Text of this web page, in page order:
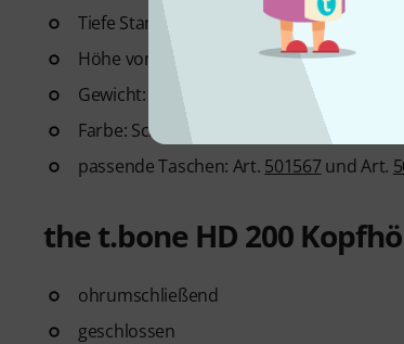
Tiefe Standfüße: 50 cm
Höhe von 52 cm (Breite 87 cm) bis 92
Gewicht: 4,25 kg
Farbe: Schwarz
passende Taschen: Art. 501567 und Art.
the t.bone HD 200
ohrumschließend
geschlossen